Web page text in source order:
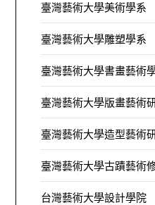
臺灣藝術大學美術學系
臺灣藝術大學雕塑學系
臺灣藝術大學書畫藝術
臺灣藝術大學版畫藝術
臺灣藝術大學造型藝術
臺灣藝術大學古蹟藝術
台灣藝術大學設計學院